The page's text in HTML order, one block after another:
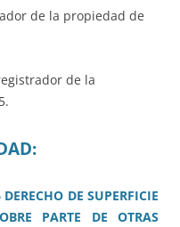
de la propiedad de
de la
DE SUPERFICIE
PARTE DE OTRAS